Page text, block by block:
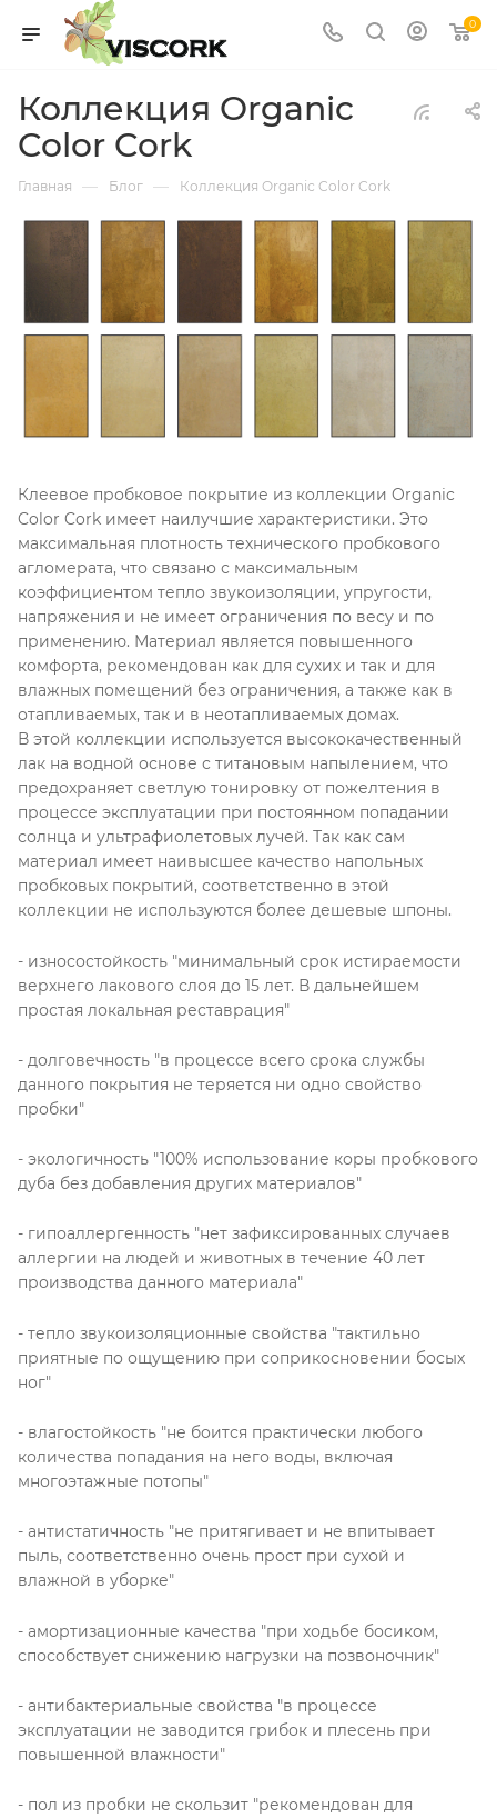
0
Коллекция Organic
Color Cork
Главная — Блог — Коллекция Organic Color Cork
Клеевое пробковое покрытие из коллекции Organic
Color Cork имеет наилучшие характеристики. Это
максимальная плотность технического пробкового
агломерата, что связано с максимальным
коэффициентом тепло звукоизоляции, упругости,
напряжения и не имеет ограничения по весу и по
применению. Материал является повышенного
комфорта, рекомендован как для сухих и так и для
влажных помещений без ограничения, а также как в
отапливаемых, так и в неотапливаемых домах.
В этой коллекции используется высококачественный
лак на водной основе с титановым напылением, что
предохраняет светлую тонировку от пожелтения в
процессе эксплуатации при постоянном попадании
солнца и ультрафиолетовых лучей. Так как сам
материал имеет наивысшее качество напольных
пробковых покрытий, соответственно в этой
коллекции не используются более дешевые шпоны.
- износостойкость "минимальный срок истираемости
верхнего лакового слоя до 15 лет. В дальнейшем
простая локальная реставрация"
- долговечность "в процессе всего срока службы
данного покрытия не теряется ни одно свойство
пробки"
- экологичность "100% использование коры пробкового
дуба без добавления других материалов"
- гипоаллергенность "нет зафиксированных случаев
аллергии на людей и животных в течение 40 лет
производства данного материала"
- тепло звукоизоляционные свойства "тактильно
приятные по ощущению при соприкосновении босых
ног"
- влагостойкость "не боится практически любого
количества попадания на него воды, включая
многоэтажные потопы"
- антистатичность "не притягивает и не впитывает
пыль, соответственно очень прост при сухой и
влажной в уборке"
- амортизационные качества "при ходьбе босиком,
способствует снижению нагрузки на позвоночник"
- антибактериальные свойства "в процессе
эксплуатации не заводится грибок и плесень при
повышенной влажности"
- пол из пробки не скользит "рекомендован для